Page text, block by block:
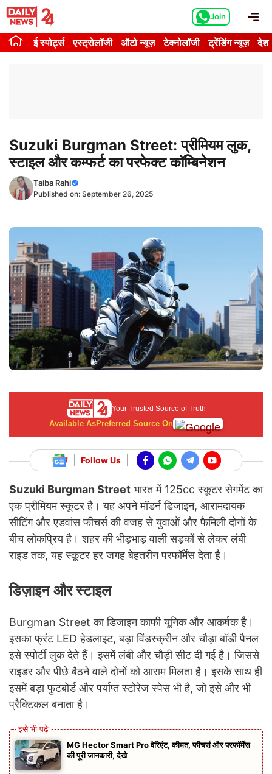
Skip
content
Join
ई स्पोर्ट्स एस्ट्रोलॉजी ऑटो न्यूज़ टेक्नोलॉजी ट्रेंडिंग न्यूज़ देश
Suzuki Burgman Street: प्रीमियम लुक,
स्टाइल और कम्फर्ट का परफेक्ट कॉम्बिनेशन
Taiba Rahi
Published on: September 26, 2025
Your Trusted Source of Truth
Available AsPreferred Source On
Follow Us
Suzuki Burgman Street भारत में 125cc स्कूटर सेगमेंट का
एक प्रीमियम स्कूटर है। यह अपने मॉडर्न डिजाइन, आरामदायक
सीटिंग और एडवांस फीचर्स की वजह से युवाओं और फैमिली दोनों के
बीच लोकप्रिय है। शहर की भीड़भाड़ वाली सड़कों से लेकर लंबी
राइड तक, यह स्कूटर हर जगह बेहतरीन परफॉर्मेंस देता है।
डिज़ाइन और स्टाइल
Burgman Street का डिजाइन काफी यूनिक और आकर्षक है।
इसका फ्रंट LED हेडलाइट, बड़ा विंडस्क्रीन और चौड़ा बॉडी पैनल
इसे स्पोर्टी लुक देते हैं। इसमें लंबी और चौड़ी सीट दी गई है। जिससे
राइडर और पीछे बैठने वाले दोनों को आराम मिलता है। इसके साथ ही
इसमें बड़ा फुटबोर्ड और पर्याप्त स्टोरेज स्पेस भी है, जो इसे और भी
प्रैक्टिकल बनाता है।
MG Hector Smart Pro वेरिएंट, कीमत, फीचर्स और परफॉर्मेंस
की पूरी जानकारी, देखे